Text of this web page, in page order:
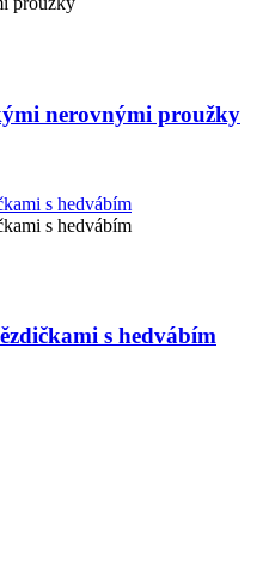
nerovnými proužky
s hedvábím